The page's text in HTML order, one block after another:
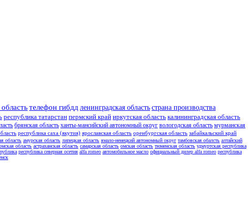
телефон гибдд ленинградская область страна производства
республика татарстан пермский край иркутская область калининградская область
брянская область ханты-мансийский автономный округ вологодская область мурманская
республика саха (якутия) ярославская область оренбургская область забайкальский край
область амурская область липецкая область ямало-ненецкий автономный округ тамбовская обалсть алтайский
область астраханская область самарская область омская область тюменская область удмуртская республика
республика северная осетия alfa romeo автомобильное масло официальный дилер alfa romeo республика